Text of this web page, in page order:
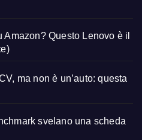
Amazon? Questo Lenovo è il
ma non è un’auto: questa
svelano una scheda